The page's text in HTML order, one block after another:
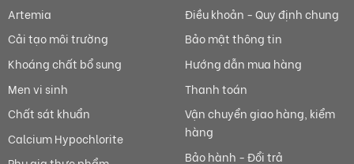
Artemia
Cải tạo môi trường
Khoáng chất bổ sung
Men vi sinh
Chất sát khuẩn
Calcium Hypochlorite
Điều khoản - Quy định chung
Bảo mật thông tin
Hướng dẫn mua hàng
Thanh toán
Vận chuyển giao hàng, kiểm
hàng
Bảo hành - Đổi trả